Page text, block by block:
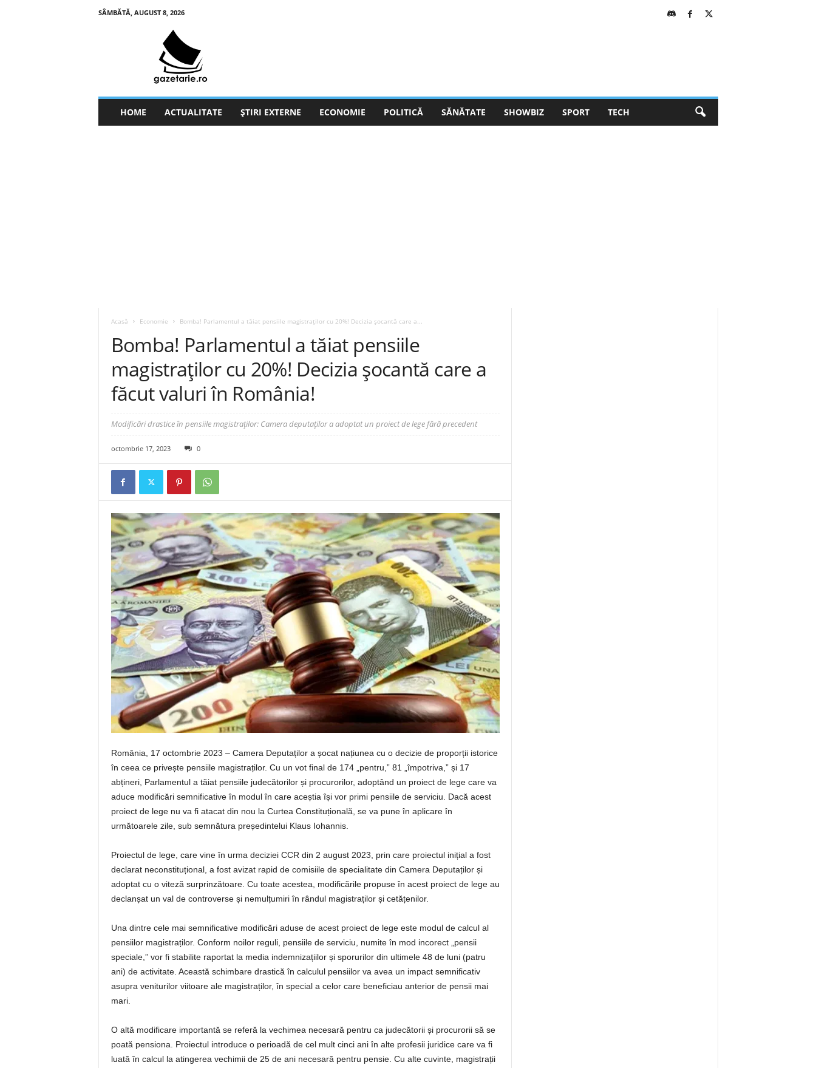
SÂMBĂTĂ, AUGUST 8, 2026
HOME ACTUALITATE ȘTIRI EXTERNE ECONOMIE POLITICĂ SĂNĂTATE SHOWBIZ SPORT TECH
Acasă Economie Bomba! Parlamentul a tăiat pensiile magistraților cu 20%! Decizia șocantă care a...
Bomba! Parlamentul a tăiat pensiile
magistraților cu 20%! Decizia șocantă care a
făcut valuri în România!
Modificări drastice în pensiile magistraților: Camera deputaților a adoptat un proiect de lege fără precedent
octombrie 17, 2023 0
România, 17 octombrie 2023 – Camera Deputaților a șocat națiunea cu o decizie de proporții istorice
în ceea ce privește pensiile magistraților. Cu un vot final de 174 „pentru,” 81 „împotriva,” și 17
abțineri, Parlamentul a tăiat pensiile judecătorilor și procurorilor, adoptând un proiect de lege care va
aduce modificări semnificative în modul în care aceștia își vor primi pensiile de serviciu. Dacă acest
proiect de lege nu va fi atacat din nou la Curtea Constituțională, se va pune în aplicare în
următoarele zile, sub semnătura președintelui Klaus Iohannis.
Proiectul de lege, care vine în urma deciziei CCR din 2 august 2023, prin care proiectul inițial a fost
declarat neconstituțional, a fost avizat rapid de comisiile de specialitate din Camera Deputaților și
adoptat cu o viteză surprinzătoare. Cu toate acestea, modificările propuse în acest proiect de lege au
declanșat un val de controverse și nemulțumiri în rândul magistraților și cetățenilor.
Una dintre cele mai semnificative modificări aduse de acest proiect de lege este modul de calcul al
pensiilor magistraților. Conform noilor reguli, pensiile de serviciu, numite în mod incorect „pensii
speciale,” vor fi stabilite raportat la media indemnizațiilor și sporurilor din ultimele 48 de luni (patru
ani) de activitate. Această schimbare drastică în calculul pensiilor va avea un impact semnificativ
asupra veniturilor viitoare ale magistraților, în special a celor care beneficiau anterior de pensii mai
mari.
O altă modificare importantă se referă la vechimea necesară pentru ca judecătorii și procurorii să se
poată pensiona. Proiectul introduce o perioadă de cel mult cinci ani în alte profesii juridice care va fi
luată în calcul la atingerea vechimii de 25 de ani necesară pentru pensie. Cu alte cuvinte, magistrații